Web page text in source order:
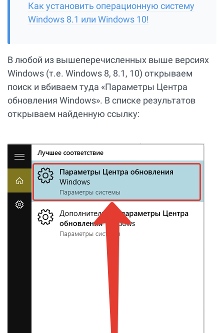
Как установить операционную систему
Windows 8.1 или Windows 10!
В любой из вышеперечисленных выше версиях
Windows (т.е. Windows 8, 8.1, 10) открываем
поиск и вбиваем туда «Параметры Центра
обновления Windows». В списке результатов
открываем найденную ссылку: